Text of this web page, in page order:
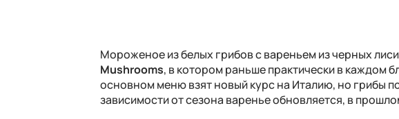
Мороженое из белых грибов с вареньем из черных
Mushrooms, в котором раньше практически в каждом
основном меню взят новый курс на Италию, но грибы
зависимости от сезона варенье обновляется, в